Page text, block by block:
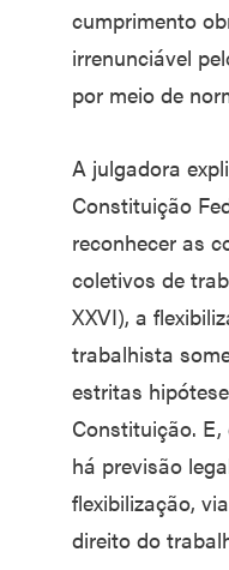
cumprimento
irrenunciável
por meio de
A julgadora
Constituição
reconhecer as
coletivos de
XXVI), a
trabalhista
estritas
Constituição.
há previsão
flexibilização,
direito do